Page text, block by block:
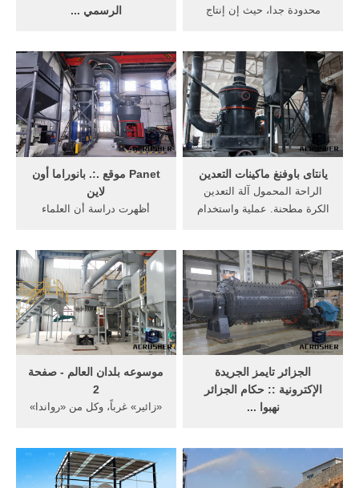
الرسمي ...
تراوح بين أدوات رمزية تتشكّل
من عناصر محدودة الحجم
والمهام، ومؤسسات ضخمة
تزيد ميزانياتها أحيانًا عن الدخل
القومي لدول أخرى بكاملها ...
محدودة جدا، حيث إن إنتاج
من الاحتياجات، ما يضطر
المغرب إلى الاستيراد.
Panet موقع .:. بانوراما أون
لاين
أظهرت دراسة أن العلماء
والذهب يتبنون تقنيات
تستخدمها شركات مثل
نتفليكس أو أمازون لغربلة
الكميات الهائلة من البيانات.
يانتاى باوفنغ ماكينات التعدين
الراحة المحمول آلة التعدين
الكرة مطحنة. عملية واستخدام
صغيرة الألغام عملية استخراج
خام في المكسيك جنوب عملية
إثراء خام الحديد في الهند [أكثر
من] صيانة الفحم مصنع ...
موسوعه بلدان العالم - صفحة
2
«زائير» غرباً، وكل من «رواندا»
أهمها الفحم والحديد والأحجار
الكريمة والذهب والنحاس.
الجزائر تايمز الجريدة
الإكترونية :: حكام الجزائر
نهبوا ...
من الذين يشتغلون في جرائد
من المفروض أنها تدافع عن